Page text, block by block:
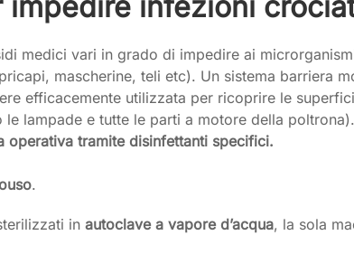
medici vari in grado di impedire ai
mascherine, teli etc). Un sistema barriera
efficacemente utilizzata per ricoprire le
lampade e tutte le parti a motore della poltrona).
operativa tramite disinfettanti specifici.
.
in autoclave a vapore d’acqua, la sola